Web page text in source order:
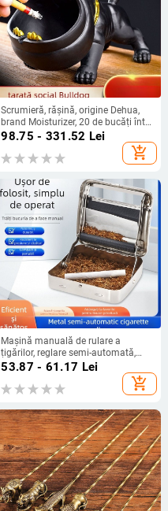
Scrumieră, rășină, origine Dehua,
brand Moisturizer, 20 de bucăți într-
o cutie, stil 21
98.75 - 331.52 Lei
add_shopping_cart
Mașină manuală de rulare a
țigărilor, reglare semi-automată,
portabilă, personalizare disponibilă
53.87 - 61.17 Lei
add_shopping_cart